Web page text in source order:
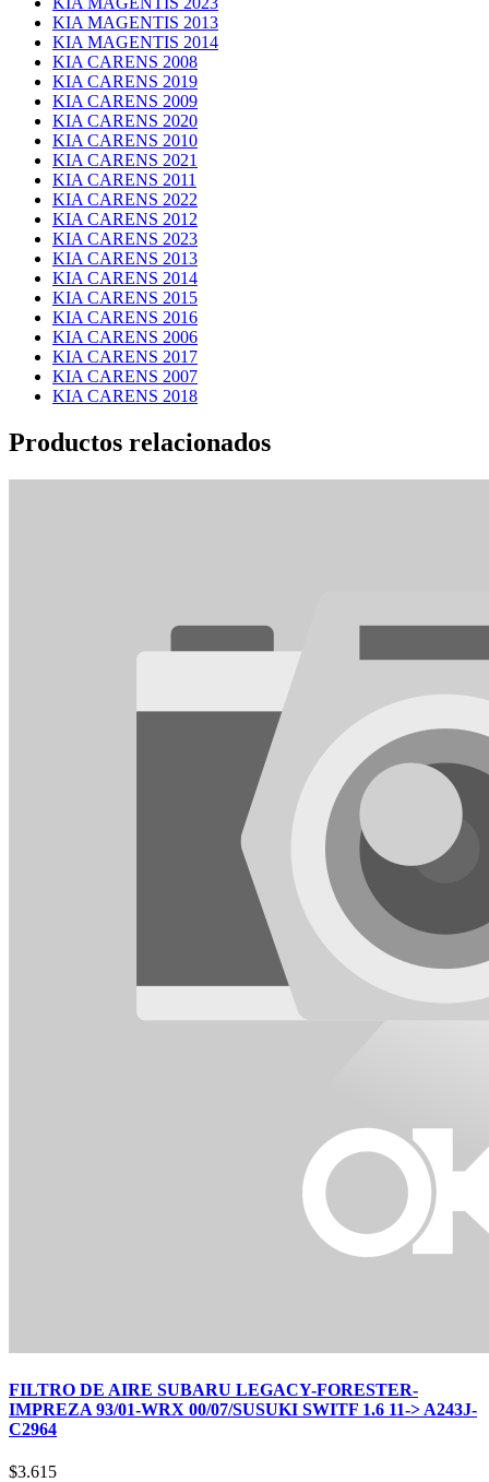
KIA MAGENTIS 2013
KIA MAGENTIS 2014
KIA CARENS 2008
KIA CARENS 2019
KIA CARENS 2009
KIA CARENS 2020
KIA CARENS 2010
KIA CARENS 2021
KIA CARENS 2011
KIA CARENS 2022
KIA CARENS 2012
KIA CARENS 2023
KIA CARENS 2013
KIA CARENS 2014
KIA CARENS 2015
KIA CARENS 2016
KIA CARENS 2006
KIA CARENS 2017
KIA CARENS 2007
KIA CARENS 2018
Productos relacionados
FILTRO DE AIRE SUBARU LEGACY-FORESTER-
IMPREZA 93/01-WRX 00/07/SUSUKI SWITF 1.6 11-> A243J-
C2964
$3.615